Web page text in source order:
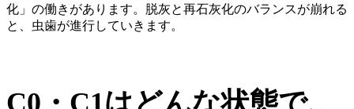
化」の働きがあります。脱灰と再石灰化のバランスが崩れる
と、虫歯が進行していきます。